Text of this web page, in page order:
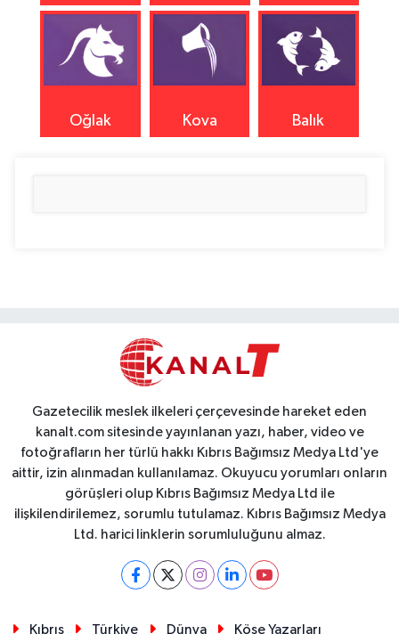
Oğlak Kova Balık
Gazetecilik meslek ilkeleri çerçevesinde hareket eden
kanalt.com sitesinde yayınlanan yazı, haber, video ve
fotoğrafların her türlü hakkı Kıbrıs Bağımsız Medya Ltd'ye
aittir, izin alınmadan kullanılamaz. Okuyucu yorumları onların
görüşleri olup Kıbrıs Bağımsız Medya Ltd ile
ilişkilendirilemez, sorumlu tutulamaz. Kıbrıs Bağımsız Medya
Ltd. harici linklerin sorumluluğunu almaz.
Kıbrıs Türkiye Dünya Köşe Yazarları